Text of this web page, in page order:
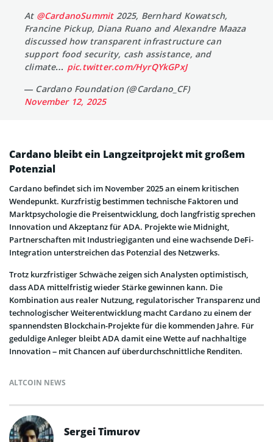
At @CardanoSummit2025, Bernhard Kowatsch,
Francine Pickup, Diana Ruano and Alexandre Maaza
discussed how transparent infrastructure can
support food security, cash assistance, and
climate… pic.twitter.com/HyrQYkGPxJ
— Cardano Foundation (@Cardano_CF)
November 12, 2025
Cardano bleibt ein Langzeitprojekt mit großem
Potenzial
Cardano befindet sich im November 2025 an einem kritischen
Wendepunkt. Kurzfristig bestimmen technische Faktoren und
Marktpsychologie die Preisentwicklung, doch langfristig sprechen
Innovation und Akzeptanz für ADA. Projekte wie Midnight,
Partnerschaften mit Industriegiganten und eine wachsende DeFi-
Integration unterstreichen das Potenzial des Netzwerks.
Trotz kurzfristiger Schwäche zeigen sich Analysten optimistisch,
dass ADA mittelfristig wieder Stärke gewinnen kann. Die
Kombination aus realer Nutzung, regulatorischer Transparenz und
technologischer Weiterentwicklung macht Cardano zu einem der
spannendsten Blockchain-Projekte für die kommenden Jahre. Für
geduldige Anleger bleibt ADA damit eine Wette auf nachhaltige
Innovation – mit Chancen auf überdurchschnittliche Renditen.
ALTCOIN NEWS
Sergei Timurov